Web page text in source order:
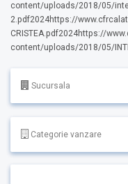
content/uploads/2018/05/
2.pdf2024https://
CRISTEA.pdf2024https://
content/uploads/2018/05/
Sucursala
Categorie vanzare